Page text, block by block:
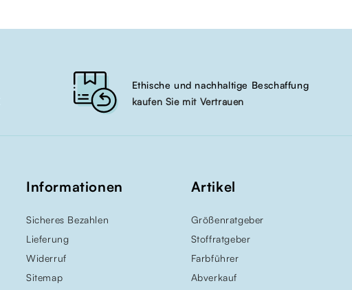
Ethische und nachhaltige Beschaffung
kaufen Sie mit Vertrauen
Informationen
Sicheres Bezahlen
Lieferung
Widerruf
Sitemap
Artikel
Größenratgeber
Stoffratgeber
Farbführer
Abverkauf